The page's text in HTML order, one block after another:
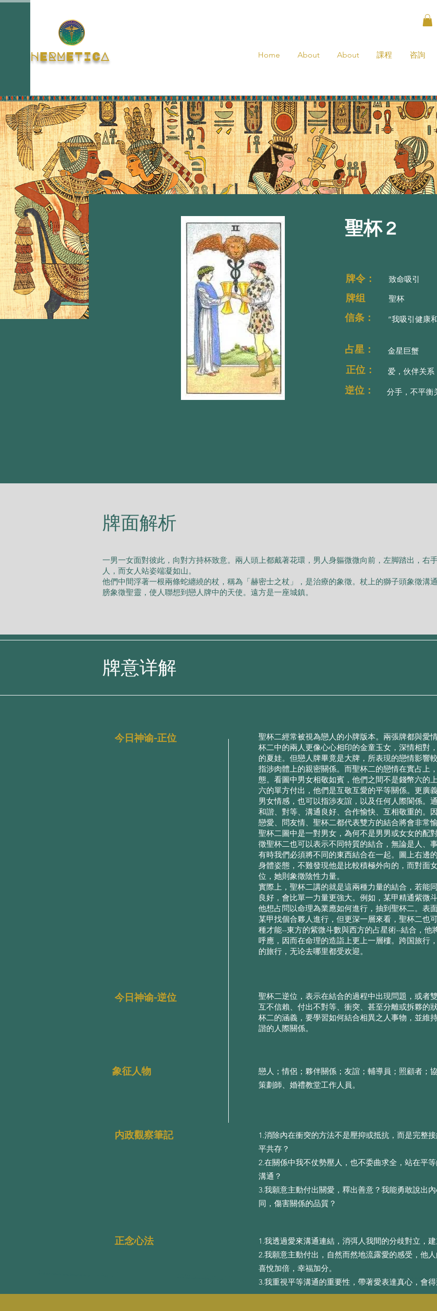
HERMETICA Home About About 課程 咨詢
聖杯 2
牌令： 致命吸引
牌组 聖杯
信条： ”我吸引健康
占星： 金星巨蟹
正位： 爱，伙伴关
逆位： 分手，不平衡
​牌面解析
⼀男⼀⼥⾯對彼此，向對⽅持杯致意。兩⼈頭上都戴著花環，男⼈⾝軀微微向前，左脚踏出，右
⼈，⽽⼥⼈站姿端凝如⼭。
他們中間浮著⼀根兩條蛇纏繞的杖，稱為「赫密⼠之杖」，是治療的象徵。杖上的獅⼦頭象徵溝
膀象徵聖靈，使⼈聯想到戀⼈牌中的天使。遠⽅是⼀座城鎮。
牌意详解
今日神谕-正位
今日神谕-逆位
象征人物
内政觀察筆記
聖杯⼆經常被視為戀⼈的⼩牌版本。兩張牌都與愛
杯⼆中的兩⼈更像⼼⼼相印的⾦童⽟⼥，深情相對
的夏娃。但戀⼈牌畢竟是⼤牌，所表現的戀情影響
指涉⾁體上的親密關係。⽽聖杯⼆的戀情在實占上
態。看圖中男⼥相敬如賓，他們之間不是錢幣六的
六的單⽅付出，他們是互敬互愛的平等關係。更廣
男⼥情感，也可以指涉友誼，以及任何⼈際閬係。
和諧、對等、溝通良好、合作愉快、互相敬重的。
戀愛、問友情、聖杯⼆都代表雙⽅的結合將會⾮常愉
聖杯⼆圖中是⼀對男⼥，為何不是男男或⼥⼥的配
徵聖杯⼆也可以表⽰不同特質的結合，無論是⼈、
有時我們必須將不同的東西結合在⼀起。圖上右邊
⾝體姿態，不難發現他是⽐較積極外向的，⽽對⾯
位，她則象徵陰性⼒量。
實際上，聖杯⼆講的就是這兩種⼒量的結合，若能
良好，會⽐單⼀⼒量更強⼤。例如，某甲精通紫微
他想占問以命理為業應如何進⾏，抽到聖杯⼆。表
某甲找個合夥⼈進⾏，但更深⼀層來看，聖杯⼆也
種才能--東⽅的紫微⽃數與西⽅的占星術--結合，他
呼應，因⽽在命理的造詣上更上⼀層樓。跨国旅行
的旅行，无论去哪里都受欢迎。
聖杯⼆逆位，表⽰在結合的過程中出現問題，或者
互不信賴、付出不對等、衝突、甚⾄分離或拆夥的
杯⼆的涵義，要學習如何結合相異之⼈事物，並維
諧的⼈際關係。
戀人；情侶；夥伴關係；友誼；輔導員；照顧者；
策劃師、婚禮教堂工作人員。
1.消除內在衝突的⽅法不是壓抑或抵抗，⽽是完整
平共存？
2.在關係中我不仗勢壓⼈，也不委曲求全，站在平
溝通？
3.我願意主動付出關愛，釋出善意？我能勇敢說出
同，傷害關係的品質？
正念心法
1.我透過愛來溝通連結，消弭⼈我間的分歧對⽴，
2.我願意主動付出，⾃然⽽然地流露愛的感受，他
喜悅加倍，幸福加分。
3.我重視平等溝通的重要性，帶著愛表達真⼼，會得